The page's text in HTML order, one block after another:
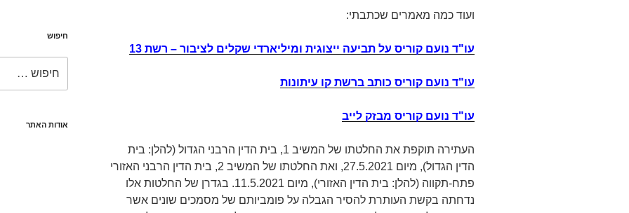
ועוד כמה מאמרים שכתבתי:
עו"ד נועם קוריס על תביעה ייצוגית ומיליארדי שקלים לציבור – רשת 13
עו"ד נועם קוריס כותב ברשת קו עיתונות
עו"ד נועם קוריס מבזק לייב
העתירה תוקפת את החלטתו של המשיב 1, בית הדין הרבני הגדול (להלן: בית
הדין הגדול), מיום 27.5.2021, ואת החלטתו של המשיב 2, בית הדין הרבני האזורי
פתח-תקווה (להלן: בית הדין האזורי), מיום 11.5.2021. בגדרן של החלטות אלו
נדחתה בקשת העותרת להסיר הגבלה על פומביותם של מסמכים שונים אשר
חיפוש
אודות האתר